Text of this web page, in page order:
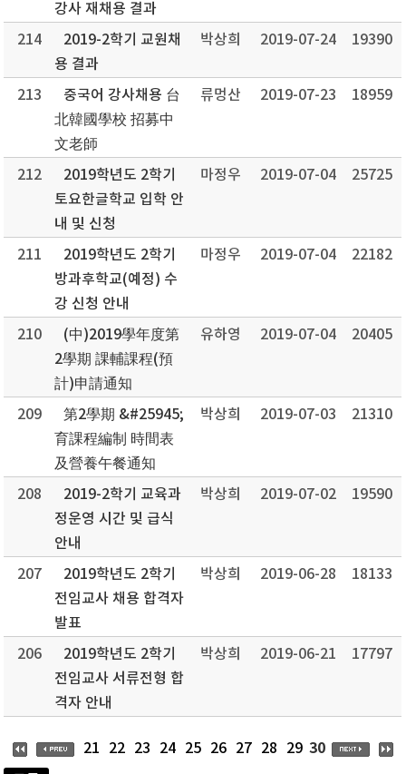
강사 재채용 결과
214
2019-2학기 교원채
용 결과
박상희 2019-07-24 19390
213
중국어 강사채용 台
北韓國學校 招募中
文老師
류멍산 2019-07-23 18959
212
2019학년도 2학기
토요한글학교 입학 안
내 및 신청
마정우 2019-07-04 25725
211
2019학년도 2학기
방과후학교(예정) 수
강 신청 안내
마정우 2019-07-04 22182
210
(中)2019學年度第
2學期 課輔課程(預
計)申請通知
유하영 2019-07-04 20405
209
第2學期 &#25945;
育課程編制 時間表
及營養午餐通知
박상희 2019-07-03 21310
208
2019-2학기 교육과
정운영 시간 및 급식
안내
박상희 2019-07-02 19590
207
2019학년도 2학기
전임교사 채용 합격자
발표
박상희 2019-06-28 18133
206
2019학년도 2학기
전임교사 서류전형 합
격자 안내
박상희 2019-06-21 17797
21 22 23 24 25 26 27 28 29 30